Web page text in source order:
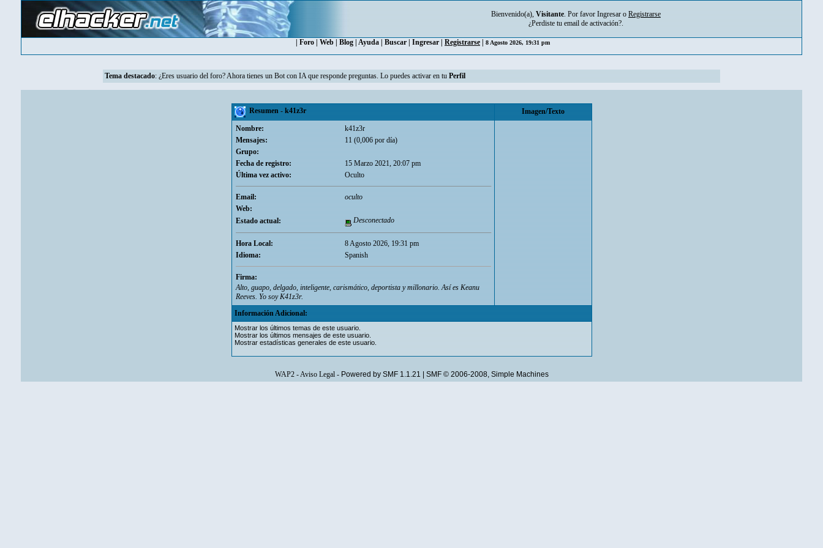
Bienvenido(a), Visitante. Por favor Ingresar o Registrarse
¿Perdiste tu email de activación?.
Foro Web Blog Ayuda Buscar Ingresar Registrarse 8 Agosto 2026, 19:31 pm
Tema destacado: ¿Eres usuario del foro? Ahora tienes un Bot con IA que responde preguntas. Lo puedes activar en tu Perfil
Resumen - k41z3r
Imagen/Texto
Nombre:
k41z3r
Mensajes:
11 (0,006 por día)
Grupo:
Fecha de registro:
15 Marzo 2021, 20:07 pm
Última vez activo:
Oculto
Email:
oculto
Web:
Estado actual:
Desconectado
Hora Local:
8 Agosto 2026, 19:31 pm
Idioma:
Spanish
Firma:
Alto, guapo, delgado, inteligente, carismático, deportista y millonario. Así esKeanu
Reeves. Yo soyK41z3r.
Información Adicional:
Mostrar los últimos temas de este usuario.
Mostrar los últimos mensajes de este usuario.
Mostrar estadísticas generales de este usuario.
WAP2-Aviso Legal- Powered by SMF 1.1.21 SMF © 2006-2008, Simple Machines